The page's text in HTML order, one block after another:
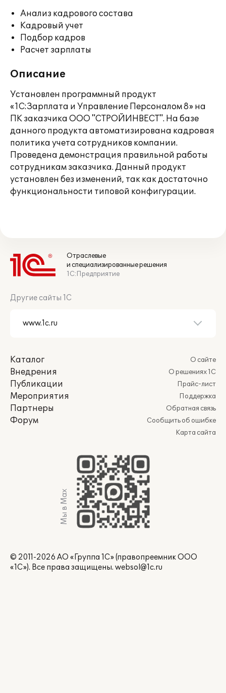
Анализ кадрового состава
Кадровый учет
Подбор кадров
Расчет зарплаты
Описание
Установлен программный продукт
«1С:Зарплата и Управление Персоналом 8» на
ПК заказчика ООО "СТРОЙИНВЕСТ". На базе
данного продукта автоматизирована кадровая
политика учета сотрудников компании.
Проведена демонстрация правильной работы
сотрудникам заказчика. Данный продукт
установлен без изменений, так как достаточно
функциональности типовой конфигурации.
Отраслевые
и специализированные решения
1С:Предприятие
Другие сайты 1С
Каталог
Внедрения
Публикации
Мероприятия
Партнеры
Форум
О сайте
О решениях 1С
Прайс-лист
Поддержка
Обратная связь
Сообщить об ошибке
Карта сайта
Мы в Max
© 2011-2026 АО «Группа 1С» (правопреемник ООО
«1С»). Все права защищены. websol@1c.ru